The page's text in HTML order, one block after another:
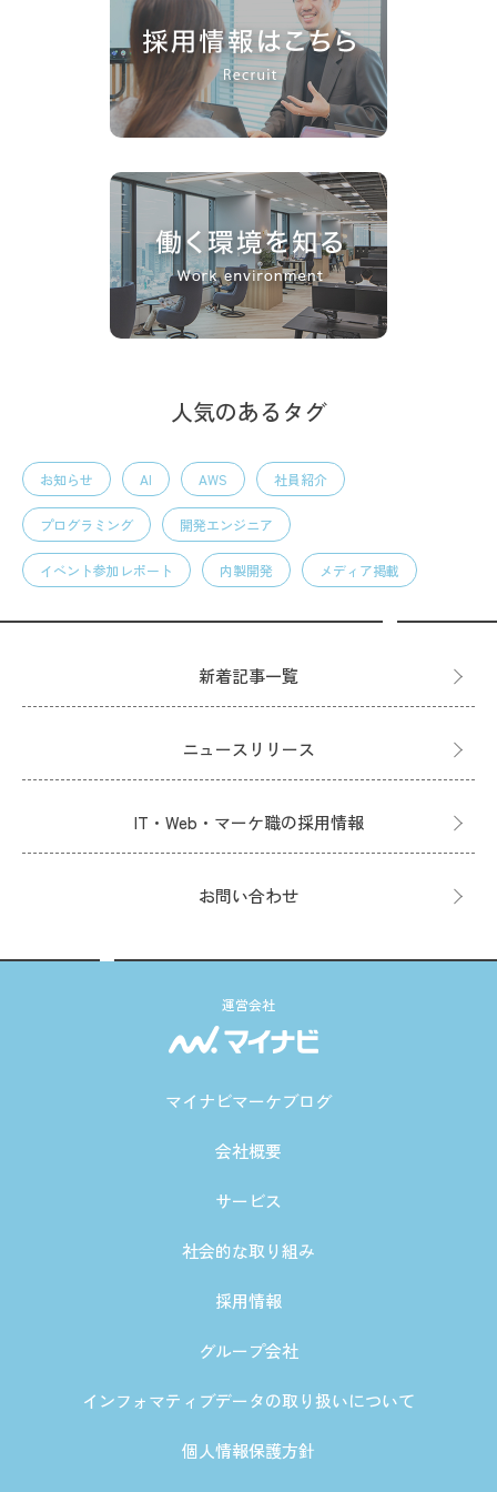
人気のあるタグ
お知らせ AI AWS 社員紹介
プログラミング 開発エンジニア
イベント参加レポート 内製開発 メディア掲載
新着記事一覧
ニュースリリース
IT・Web・マーケ職の採用情報
お問い合わせ
運営会社
マイナビマーケブログ
会社概要
サービス
社会的な取り組み
採用情報
グループ会社
インフォマティブデータの取り扱いについて
個人情報保護方針